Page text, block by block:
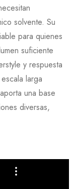
solvente. Su
para quienes
suficiente
y respuesta
larga
una base
diversas,